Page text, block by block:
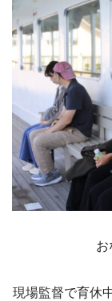
お
現場監督で育休